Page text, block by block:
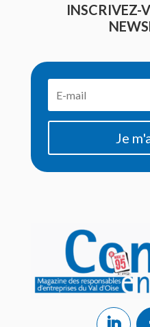
INSCRIVEZ-
Je